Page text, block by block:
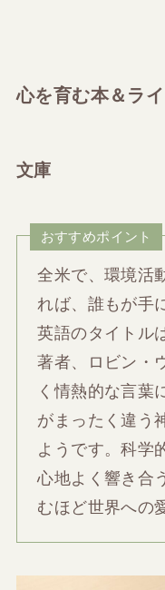
心を育む本＆ラ
文庫
おすすめポイント
全米で、環境活
れば、誰もが手
英語のタイトル
著者、ロビン・
く情熱的な言葉
がまったく違う
ようです。科学
心地よく響き合
むほど世界への